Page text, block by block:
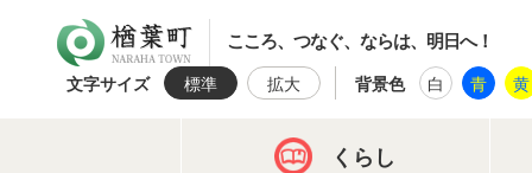
楢葉町こころ、つなぐ、ならは、明日へ！
文字サイズ 標準 拡大 背景色 白 青 黄
くらし